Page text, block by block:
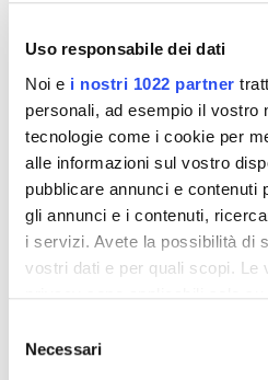
Uso responsabile dei dati
Noi e i nostri 1022 partner
personali, ad esempio il vostro
tecnologie come i cookie per
alle informazioni sul vostro
pubblicare annunci e contenuti
gli annunci e i contenuti,
i servizi. Avete la possibilità di
vostri dati e per quali scopi. Le
modificare o revocare il proprio
momento dalla Dichiarazione
delNecessari
Altri prodotti
-42%